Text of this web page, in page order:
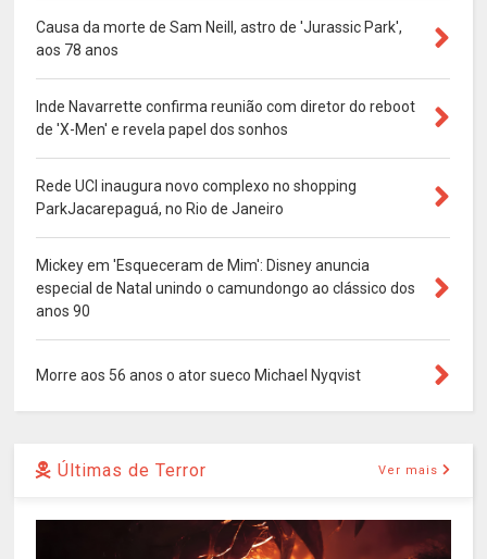
Causa da morte de Sam Neill, astro de 'Jurassic Park',
aos 78 anos
Inde Navarrette confirma reunião com diretor do reboot
de 'X-Men' e revela papel dos sonhos
Rede UCI inaugura novo complexo no shopping
ParkJacarepaguá, no Rio de Janeiro
Mickey em 'Esqueceram de Mim': Disney anuncia
especial de Natal unindo o camundongo ao clássico dos
anos 90
Morre aos 56 anos o ator sueco Michael Nyqvist
Últimas de Terror Ver mais